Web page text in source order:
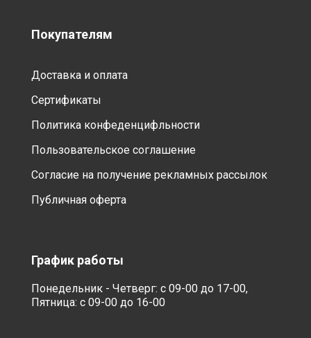
Покупателям
Доставка и оплата
Сертификаты
Политика конфеденцифльности
Пользовательское соглашение
Согласие на получение рекламных рассылок
Публичная оферта
График работы
Понедельник - Четверг: с 09-00 до 17-00,
Пятница: с 09-00 до 16-00